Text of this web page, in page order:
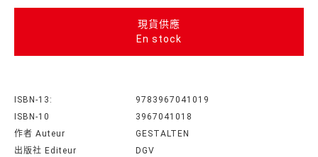
現貨供應
En stock
ISBN-13:
9783967041019
ISBN-10
3967041018
作者 Auteur
GESTALTEN
出版社 Editeur
DGV